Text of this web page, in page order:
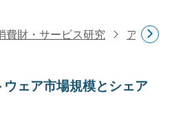
費財・サービス研究 アパレ
ウェア市場規模とシェア